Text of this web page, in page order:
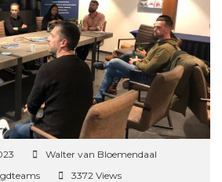
Walter van Bloemendaal
3372 Views